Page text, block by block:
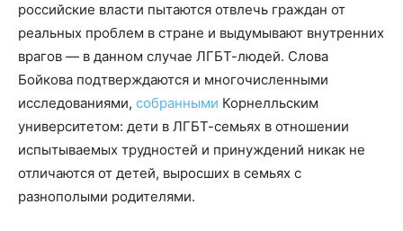
российские власти пытаются отвлечь граждан от
реальных проблем в стране и выдумывают внутренних
врагов — в данном случае ЛГБТ-людей. Слова
Бойкова подтверждаются и многочисленными
исследованиями, собранными Корнелльским
университетом: дети в ЛГБТ-семьях в отношении
испытываемых трудностей и принуждений никак не
отличаются от детей, выросших в семьях с
разнополыми родителями.